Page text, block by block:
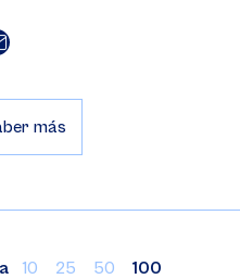
más
10 25 50 100